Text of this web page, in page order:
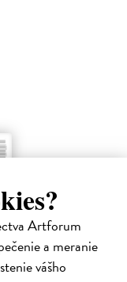
Artforum
a meranie
vášho